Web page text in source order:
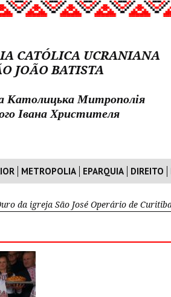
CATÓLICA UCRANIANA
JOÃO BATISTA
Католицька Митрополія
Івана Христителя
METROPOLIA EPARQUIA DIREITO
da igreja São José Operário de